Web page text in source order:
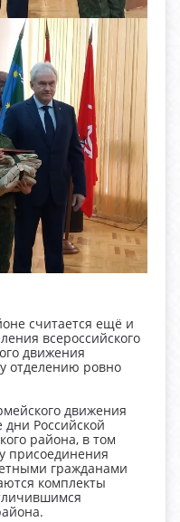
считается ещё и
всероссийского
движения
отделению ровно
движения
Российской
района, в том
присоединения
гражданами
комплекты